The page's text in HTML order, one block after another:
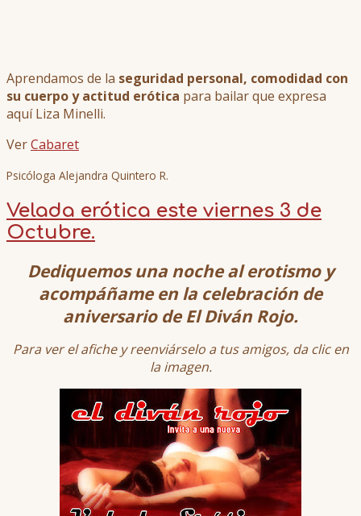
Aprendamos de la seguridad personal, comodidad con
su cuerpo y actitud erótica para bailar que expresa
aquí Liza Minelli.
VerCabaret
Psicóloga Alejandra Quintero R.
Velada erótica este viernes 3 de
Octubre.
Dediquemos una noche al erotismo y
acompáñame en la celebración de
aniversario de El Diván Rojo.
Para ver el afiche y reenviárselo a tus amigos, da clic en
la imagen.